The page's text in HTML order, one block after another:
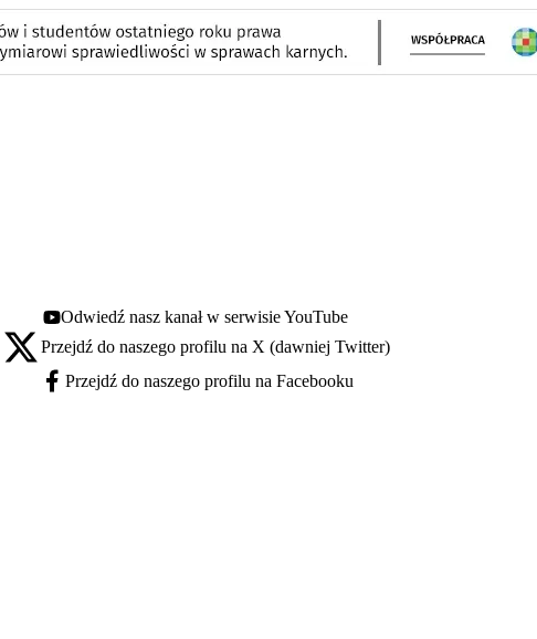
Youtube - otwiera się w nowej karcie
Odwiedź nasz kanał w serwisie YouTube
X - otwiera się w nowej karcie
Przejdź do naszego profilu na X (dawniej Twitter)
Facebook - otwiera się w nowej karcie
Przejdź do naszego profilu na Facebooku